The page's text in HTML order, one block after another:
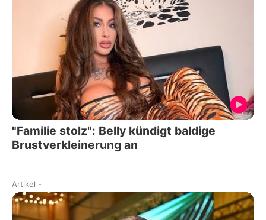
"Familie stolz": Belly kündigt baldige
Brustverkleinerung an
Artikel -